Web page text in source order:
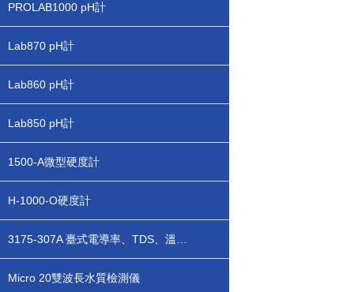
PROLAB1000 pH計
Lab870 pH計
Lab860 pH計
Lab850 pH計
1500-A微型硬度計
H-1000-O硬度計
Micro 20雙波長水質檢測儀